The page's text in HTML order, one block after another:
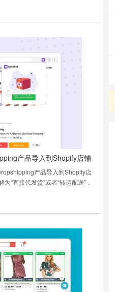
有aliseeks提供，点击搜索后会
产品导入到Shopify店铺
产品导入到Shopify店
“直接代发货”或者“转运配送”，
由第三方供应商直接将商品发送